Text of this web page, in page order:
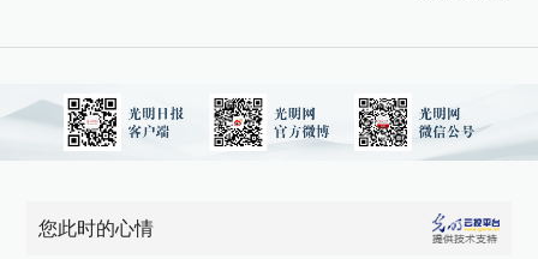
您此时的心情